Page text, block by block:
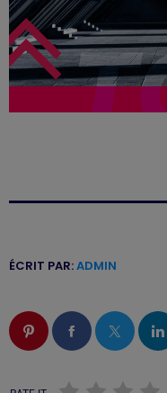
ÉCRIT PAR:ADMIN